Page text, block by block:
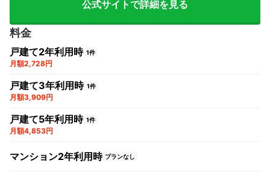
公式サイトで詳細を見る
料金
戸建て2年利用時 1件
月額2,728円
戸建て3年利用時 1件
月額3,909円
戸建て5年利用時 1件
月額4,853円
マンション2年利用時 プランなし